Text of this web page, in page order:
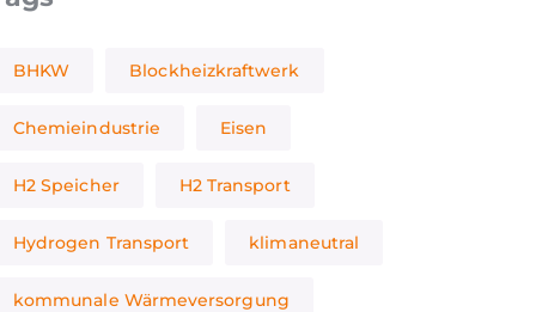
BHKW Blockheizkraftwerk
Chemieindustrie Eisen
H2 Speicher H2 Transport
Hydrogen Transport klimaneutral
kommunale Wärmeversorgung